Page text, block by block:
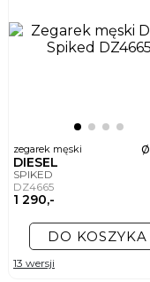
zegarek męski ø
DIESEL
SPIKED
DZ4665
1 290,-
DO KOSZYKA
13 wersji